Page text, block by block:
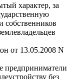
характер, за
собственников
от 13.05.2008 N
предприниматели
без